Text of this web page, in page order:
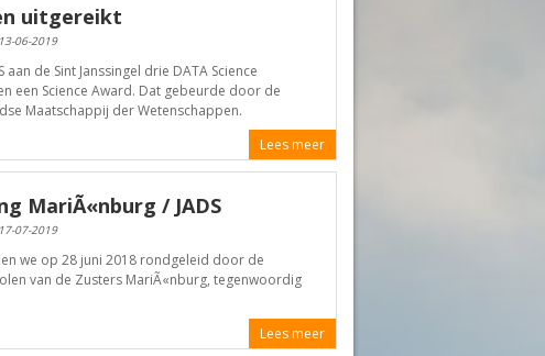
uitgereikt
06-2019
de Sint Janssingel drie DATA Science
een Science Award. Dat gebeurde door de
Maatschappij der Wetenschappen.
Lees meer
MariÃ«nburg / JADS
07-2019
we op 28 juni 2018 rondgeleid door de
van de Zusters MariÃ«nburg, tegenwoordig
Lees meer